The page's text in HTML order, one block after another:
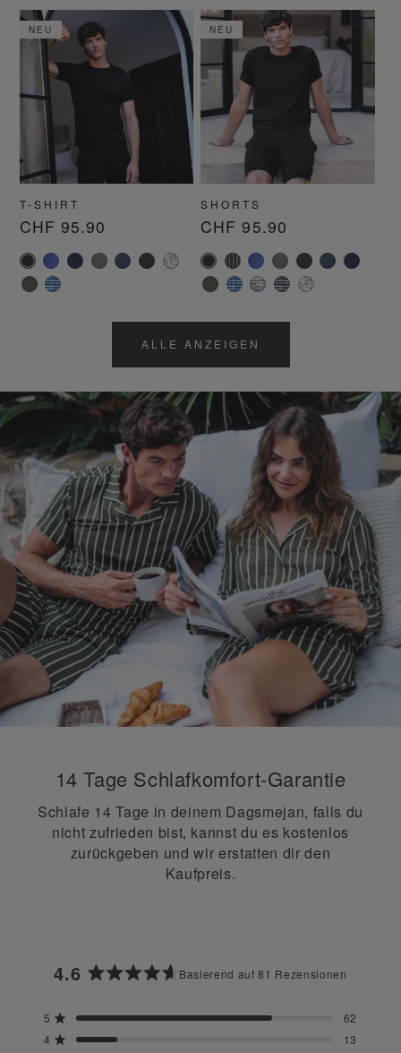
NEU
T-SHIRT
Normaler
Preis
CHF 95.90
NEU
SHORTS
Normaler
Preis
CHF 95.90
ALLE ANZEIGEN
14 Tage Schlafkomfort-Garantie
Schlafe 14 Tage in deinem Dagsmejan, falls du
nicht zufrieden bist, kannst du es kostenlos
zurückgeben und wir erstatten dir den
Kaufpreis.
4.6
von
Basierend auf 81 Rezensionen
5 Mit von 5 Sternen bewertet 62
4 Mit von 5 Sternen bewertet 13